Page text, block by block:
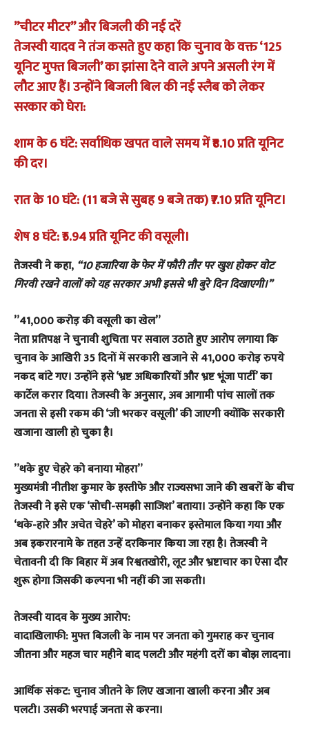
​”चीटर मीटर” और बिजली की नई दरें
​तेजस्वी यादव ने तंज कसते हुए कहा कि चुनाव के वक्त ‘125
यूनिट मुफ्त बिजली’ का झांसा देने वाले अपने असली रंग में
लौट आए हैं। उन्होंने बिजली बिल की नई स्लैब को लेकर
सरकार को घेरा:
​शाम के 6 घंटे: सर्वाधिक खपत वाले समय में ₹8.10 प्रति यूनिट
की दर।
​रात के 10 घंटे: (11 बजे से सुबह 9 बजे तक) ₹7.10 प्रति यूनिट।
​शेष 8 घंटे: ₹5.94 प्रति यूनिट की वसूली।
​तेजस्वी ने कहा, “10 हजारिया के फेर में फौरी तौर पर खुश होकर वोट
गिरवी रखने वालों को यह सरकार अभी इससे भी बुरे दिन दिखाएगी।”
​”41,000 करोड़ की वसूली का खेल”
​नेता प्रतिपक्ष ने चुनावी शुचिता पर सवाल उठाते हुए आरोप लगाया कि
चुनाव के आखिरी 35 दिनों में सरकारी खजाने से 41,000 करोड़ रुपये
नकद बांटे गए। उन्होंने इसे ‘भ्रष्ट अधिकारियों और भ्रष्ट भूंजा पार्टी’ का
कार्टेल करार दिया। तेजस्वी के अनुसार, अब आगामी पांच सालों तक
जनता से इसी रकम की ‘जी भरकर वसूली’ की जाएगी क्योंकि सरकारी
खजाना खाली हो चुका है।
​”थके हुए चेहरे को बनाया मोहरा”
​मुख्यमंत्री नीतीश कुमार के इस्तीफे और राज्यसभा जाने की खबरों के बीच
तेजस्वी ने इसे एक ‘सोची-समझी साजिश’ बताया। उन्होंने कहा कि एक
‘थके-हारे और अचेत चेहरे’ को मोहरा बनाकर इस्तेमाल किया गया और
अब इकरारनामे के तहत उन्हें दरकिनार किया जा रहा है। तेजस्वी ने
चेतावनी दी कि बिहार में अब रिश्वतखोरी, लूट और भ्रष्टाचार का ऐसा दौर
शुरू होगा जिसकी कल्पना भी नहीं की जा सकती।
​तेजस्वी यादव के मुख्य आरोप:
​वादाखिलाफी: मुफ्त बिजली के नाम पर जनता को गुमराह कर चुनाव
जीतना और महज चार महीने बाद पलटी और महंगी दरों का बोझ लादना।
​आर्थिक संकट: चुनाव जीतने के लिए खजाना खाली करना और अब
पलटी। उसकी भरपाई जनता से करना।